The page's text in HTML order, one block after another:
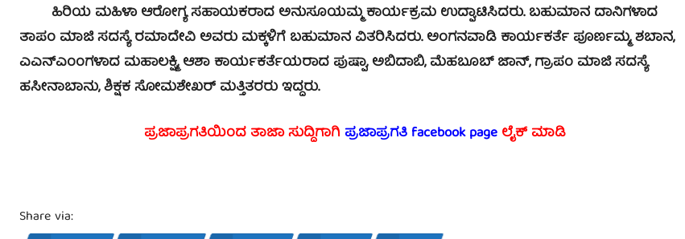
ಹಿರಿಯ ಮಹಿಳಾ ಆರೋಗ್ಯ ಸಹಾಯಕರಾದ ಅನುಸೂಯಮ್ಮ ಕಾರ್ಯಕ್ರಮ ಉದ್ಘಾಟಿಸಿದರು. ಬಹುಮಾನ ದಾನಿಗಳಾದ
ತಾಪಂ ಮಾಜಿ ಸದಸ್ಯೆ ರಮಾದೇವಿ ಅವರು ಮಕ್ಕಳಿಗೆ ಬಹುಮಾನ ವಿತರಿಸಿದರು. ಅಂಗನವಾಡಿ ಕಾರ್ಯಕರ್ತೆ ಪೂರ್ಣಮ್ಮ, ಶಬಾನ,
ಎಎನ್‍ಎಂಂಗಳಾದ ಮಹಾಲಕ್ಷ್ಮಿ, ಆಶಾ ಕಾರ್ಯಕರ್ತೆಯರಾದ ಪುಷ್ಪಾ, ಅಬಿದಾಬಿ, ಮೆಹಬೂಬ್ ಜಾನ್, ಗ್ರಾಪಂ ಮಾಜಿ ಸದಸ್ಯೆ
ಹಸೀನಾಬಾನು, ಶಿಕ್ಷಕ ಸೋಮಶೇಖರ್ ಮತ್ತಿತರರು ಇದ್ದರು.
ಪ್ರಜಾಪ್ರಗತಿಯಿಂದ ತಾಜಾ ಸುದ್ದಿಗಾಗಿ ಪ್ರಜಾಪ್ರಗತಿ facebook page ಲೈಕ್ ಮಾಡಿ
Share via: